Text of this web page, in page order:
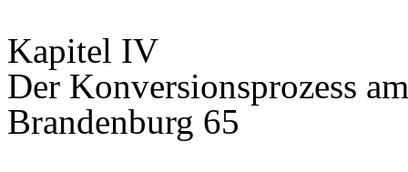
Kapitel IV
Der Konversionsprozess
Brandenburg 65